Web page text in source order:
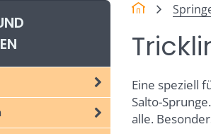
Eine speziell
Salto-
alle.